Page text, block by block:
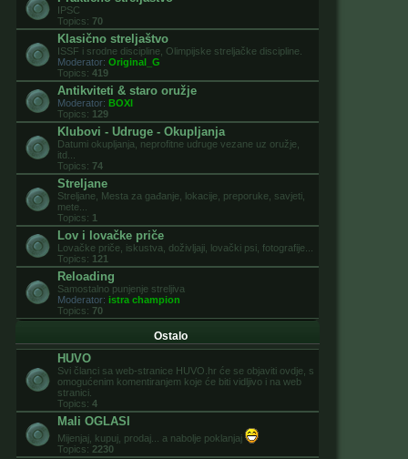
IPSC
Topics: 70
Klasično streljaštvo
ISSF i srodne discipline, Olimpijske streljačke discipline.
Moderator: Original_G
Topics: 419
Antikviteti & staro oružje
Moderator: BOXI
Topics: 129
Klubovi - Udruge - Okupljanja
Datumi okupljanja, neprofitne udruge vezane uz oružje,
itd...
Topics: 74
Streljane
Streljane, Mesta za gađanje, lokacije, preporuke, savjeti,
mete...
Topics: 1
Lov i lovačke priče
Lovačke priče, iskustva, doživljaji, lovački psi, fotografije...
Topics: 121
Reloading
Samostalno punjenje streljiva
Moderator: istra champion
Topics: 70
Ostalo
HUVO
Svi članci sa web-stranice HUVO.hr će se objaviti ovdje, s
omogućenim komentiranjem koje će biti vidljivo i na web
stranici.
Topics: 4
Mali OGLASI
Mijenjaj, kupuj, prodaj... a nabolje poklanjaj
Topics: 2230